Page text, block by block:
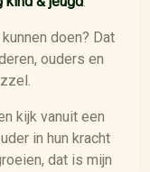
doen? Dat
ouders en
kijk vanuit een
in hun kracht
dat is mijn